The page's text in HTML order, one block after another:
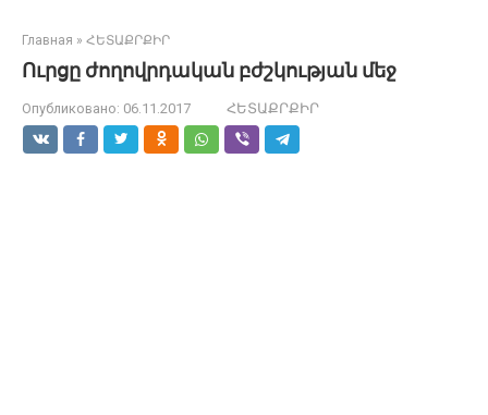
Главная » ՀԵՏԱՔՐՔԻՐ
Ուրցը ժողովրդական բժշկության մեջ
Опубликовано: 06.11.2017 ՀԵՏԱՔՐՔԻՐ